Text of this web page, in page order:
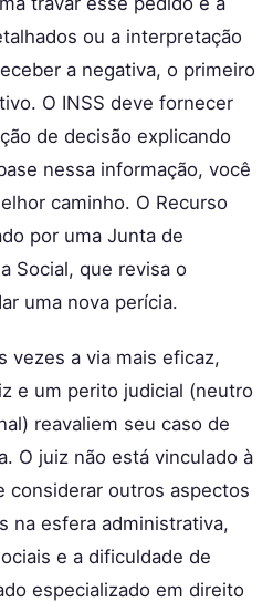
ou a interpretação
a negativa, o primeiro
O INSS deve fornecer
de decisão explicando
nessa informação, você
caminho. O Recurso
por uma Junta de
Social, que revisa o
uma nova perícia.
vezes a via mais eficaz,
e um perito judicial (neutro
reavaliem seu caso de
O juiz não está vinculado à
considerar outros aspectos
na esfera administrativa,
e a dificuldade de
especializado em direito